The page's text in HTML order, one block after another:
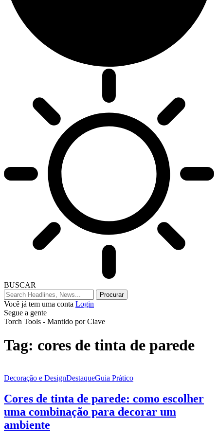
BUSCAR
Você já tem uma conta Login
Segue a gente
Torch Tools - Mantido por Clave
Tag: cores de tinta de parede
Decoração e DesignDestaqueGuia Prático
Cores de tinta de parede: como escolher
uma combinação para decorar um
ambiente